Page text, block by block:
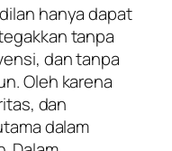
hanya dapat
tanpa
dan tanpa
Oleh karena
dan
dalam